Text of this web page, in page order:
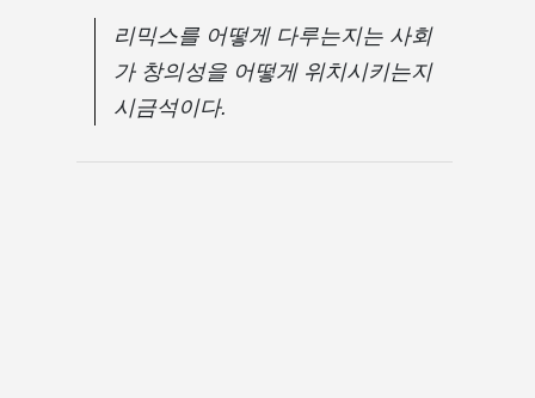
리믹스를 어떻게 다루는지는 사회
가 창의성을 어떻게 위치시키는지
시금석이다.